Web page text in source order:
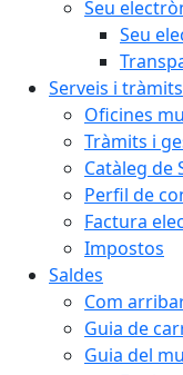
Seu
Seu
Serveis i tràmits
Oficines
Tràmits i
Catàleg de
Perfil de
Factura
Impostos
Saldes
Com
Guia de
Guia del